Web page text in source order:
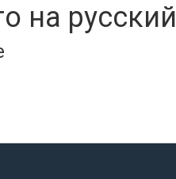
на русский